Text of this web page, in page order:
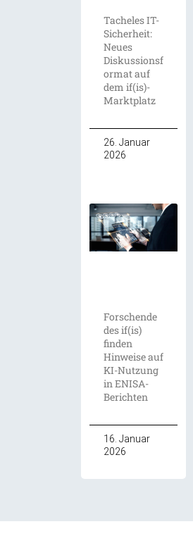
Tacheles IT-
Sicherheit:
Neues
Diskussionsf
ormat auf
dem if(is)-
Marktplatz
26. Januar
2026
Forschende
des if(is)
finden
Hinweise auf
KI-Nutzung
in ENISA-
Berichten
16. Januar
2026